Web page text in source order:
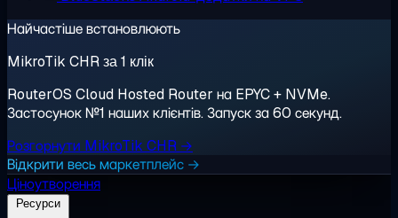
Найчастіше встановлюють
MikroTik CHR за 1 клік
RouterOS Cloud Hosted Router на EPYC + NVMe.
Застосунок №1 наших клієнтів. Запуск за 60 секунд.
Розгорнути MikroTik CHR →
Відкрити весь маркетплейс →
Ціноутворення